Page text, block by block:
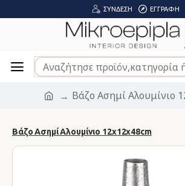
ΣΎΝΔΕΣΗ ΕΓΓΡΑΦΉ
Βάζο Ασημί Αλουμίνιο
Βάζο Ασημί Αλουμίνιο 12x12x48cm